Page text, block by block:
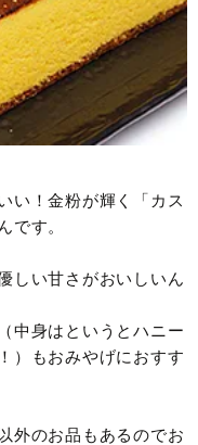
い！金粉が輝く「カス
です。
しい甘さがおいしいん
中身はというとハニー
）もおみやげにおすす
外のお品もあるのでお